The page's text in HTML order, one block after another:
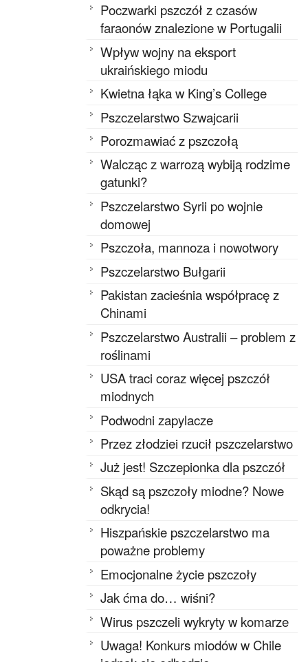
Poczwarki pszczół z czasów
faraonów znalezione w Portugalii
Wpływ wojny na eksport
ukraińskiego miodu
Kwietna łąka w King’s College
Pszczelarstwo Szwajcarii
Porozmawiać z pszczołą
Walcząc z warrozą wybiją rodzime
gatunki?
Pszczelarstwo Syrii po wojnie
domowej
Pszczoła, mannoza i nowotwory
Pszczelarstwo Bułgarii
Pakistan zacieśnia współpracę z
Chinami
Pszczelarstwo Australii – problem z
roślinami
USA traci coraz więcej pszczół
miodnych
Podwodni zapylacze
Przez złodziei rzucił pszczelarstwo
Już jest! Szczepionka dla pszczół
Skąd są pszczoły miodne? Nowe
odkrycia!
Hiszpańskie pszczelarstwo ma
poważne problemy
Emocjonalne życie pszczoły
Jak ćma do… wiśni?
Wirus pszczeli wykryty w komarze
Uwaga! Konkurs miodów w Chile